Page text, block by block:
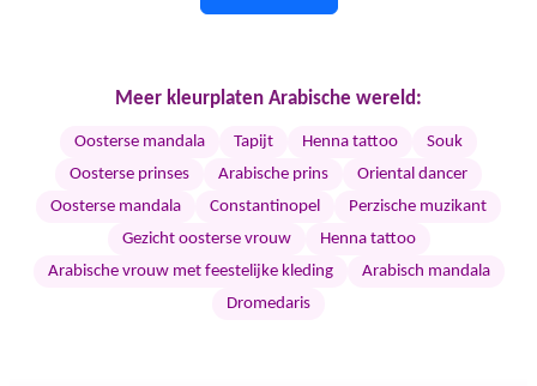
Meer kleurplaten Arabische wereld:
Oosterse mandala Tapijt Henna tattoo
Souk
Oosterse prinses
Arabische prins
Oriental dancer
Oosterse mandala
Constantinopel
Perzische muzikant
Gezicht oosterse vrouw
Henna tattoo
Arabische vrouw met feestelijke kleding
Arabisch mandala
Dromedaris